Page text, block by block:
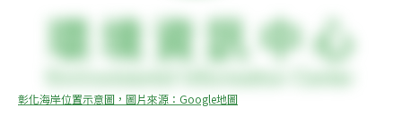
彰化海岸位置示意圖，圖片來源：Google地圖